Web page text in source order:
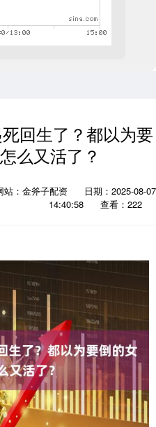
回生了？都以为要
么又活了？
站：金斧子配资
日期：2025-08-07
14:40:58
查看：222